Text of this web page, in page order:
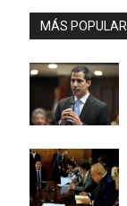
MÁS POPULAR